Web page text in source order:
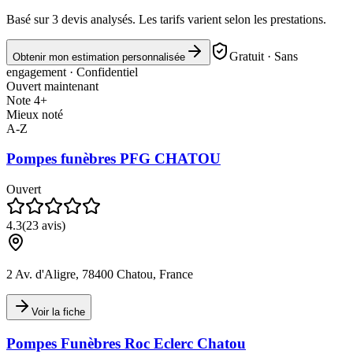
Basé sur3 devis analysés. Les tarifs varient selon les prestations.
Obtenir mon estimation personnalisée
Gratuit · Sans
engagement · Confidentiel
Ouvert maintenant
Note 4+
Mieux noté
A-Z
Pompes funèbres PFG CHATOU
Ouvert
4.3(23 avis)
2 Av. d'Aligre, 78400 Chatou, France
Voir la fiche
Pompes Funèbres Roc Eclerc Chatou